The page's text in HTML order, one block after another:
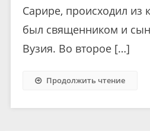
Сарире, происходил из
был священником и
Вузия. Во второе […]
Продолжить чтение